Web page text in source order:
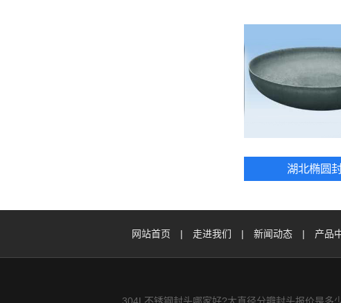
湖北椭圆
网站首页 | 走进我们 | 新闻动态 | 产品